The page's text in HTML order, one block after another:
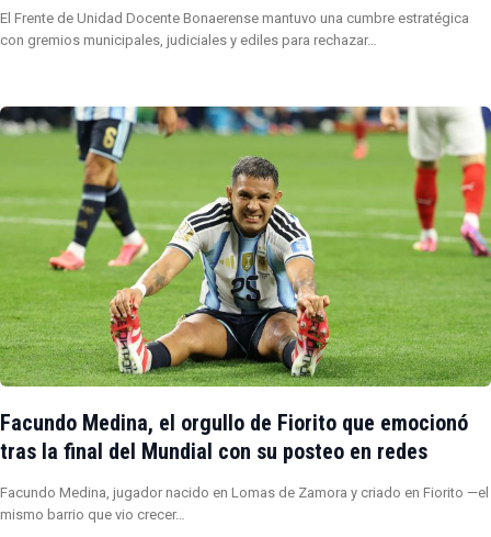
El Frente de Unidad Docente Bonaerense mantuvo una cumbre estratégica
con gremios municipales, judiciales y ediles para rechazar…
Facundo Medina, el orgullo de Fiorito que emocionó
tras la final del Mundial con su posteo en redes
Facundo Medina, jugador nacido en Lomas de Zamora y criado en Fiorito —el
mismo barrio que vio crecer…